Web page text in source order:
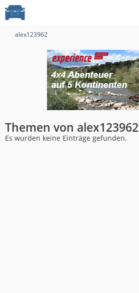
alex123962
Themen von alex123962
Es wurden keine Einträge gefunden.